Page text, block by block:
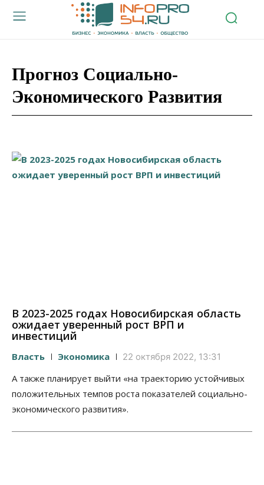
Прогноз Социально-
Экономического Развития
В 2023-2025 годах Новосибирская область
ожидает уверенный рост ВРП и
инвестиций
Власть Экономика 22 октября 2022, 13:31
А также планирует выйти «на траекторию устойчивых
положительных темпов роста показателей социально-
экономического развития».